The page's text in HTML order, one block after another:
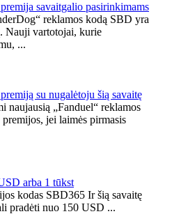
savaitgalio pasirinkimams
reklamos kodą SBD yra
Nauji vartotojai, kurie
...
su nugalėtoju šią savaitę
naujausią „Fanduel“ reklamos
jei laimės pirmasis
arba 1 tūkst
kodas SBD365 Ir šią savaitę
pradėti nuo 150 USD ...